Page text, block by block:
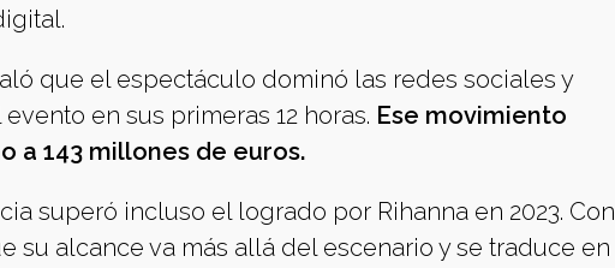
que el espectáculo dominó las redes sociales y
en sus primeras 12 horas. Ese movimiento
a 143 millones de euros.
superó incluso el logrado por Rihanna en 2023. Con
su alcance va más allá del escenario y se traduce en